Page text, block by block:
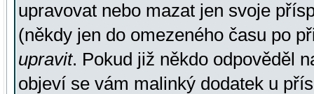
upravovat nebo mazat jen svoje
(někdy jen do omezeného času po
upravit. Pokud již někdo odpověděl
objeví se vám malinký dodatek u